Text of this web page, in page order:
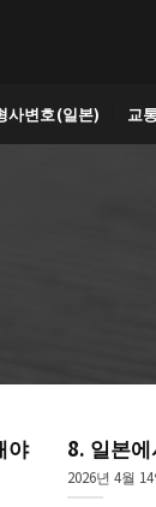
사변호(일본) 교
야
8. 일본
2026년 4월 14